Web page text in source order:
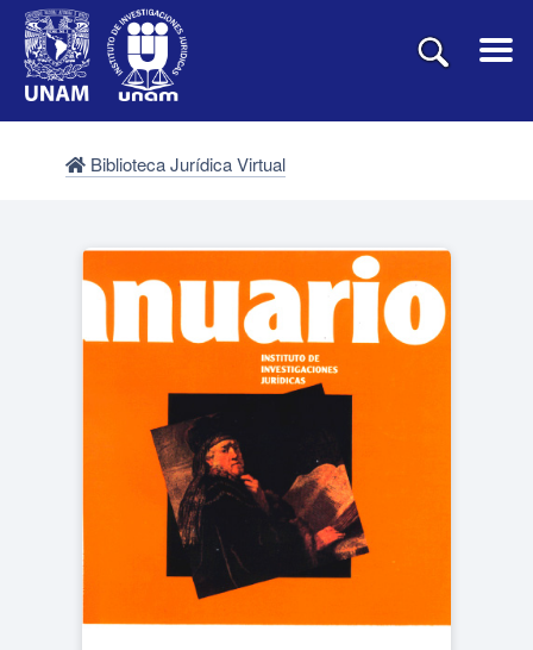
Biblioteca Jurídica Virtual